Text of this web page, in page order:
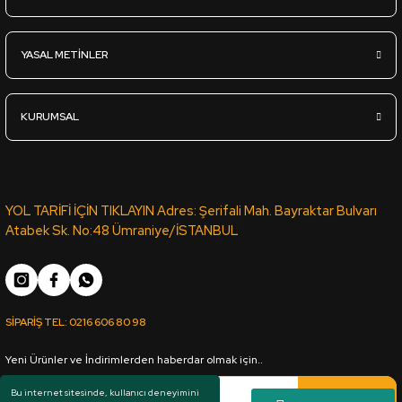
Bu internet sitesinde, kullanıcı deneyimini
25mm*2100*2800mm Profillik Ham MDF - ÇAMSAN ORDU
4.360,00TL
18mm*1830*3660mm Ham MDF - ÇAMSAN ORDU
YASAL METİNLER
KURUMSAL
YOL TARİFİ İÇİN TIKLAYIN Adres: Şerifali Mah. Bayraktar Bulvarı
Atabek Sk. No:48 Ümraniye/İSTANBUL
SİPARİŞ TEL:0216 606 80 98
Yeni Ürünler ve İndirimlerden haberdar olmak için..
Kaydol